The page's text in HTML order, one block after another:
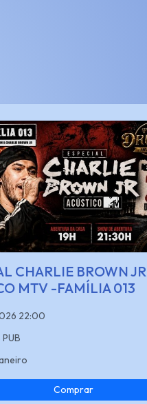
CHARLIE BROWN JR
MTV -FAMÍLIA 013
22:00
PUB
Comprar